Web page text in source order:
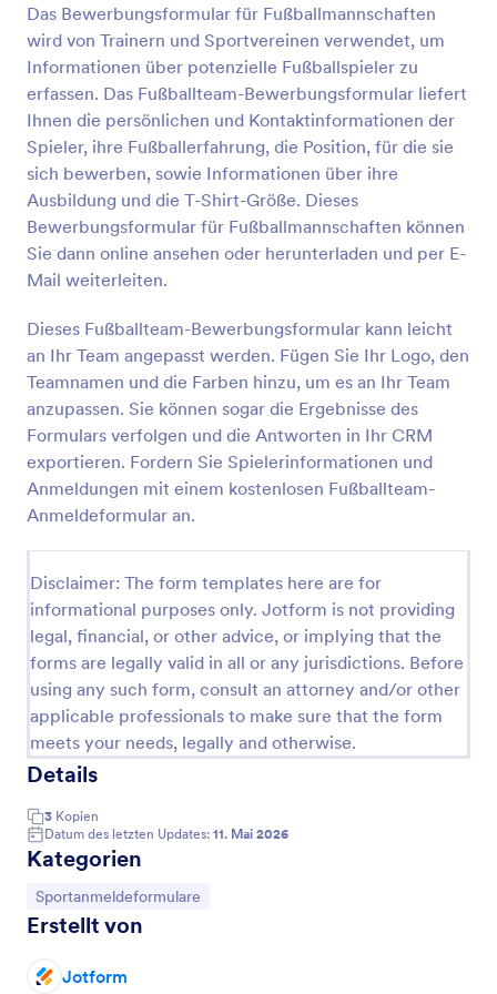
Das Bewerbungsformular für Fußballmannschaften
wird von Trainern und Sportvereinen verwendet, um
Informationen über potenzielle Fußballspieler zu
erfassen. Das Fußballteam-Bewerbungsformular liefert
Ihnen die persönlichen und Kontaktinformationen der
Spieler, ihre Fußballerfahrung, die Position, für die sie
sich bewerben, sowie Informationen über ihre
Ausbildung und die T-Shirt-Größe. Dieses
Bewerbungsformular für Fußballmannschaften können
Sie dann online ansehen oder herunterladen und per E-
Mail weiterleiten.
Dieses Fußballteam-Bewerbungsformular kann leicht
an Ihr Team angepasst werden. Fügen Sie Ihr Logo, den
Teamnamen und die Farben hinzu, um es an Ihr Team
anzupassen. Sie können sogar die Ergebnisse des
Formulars verfolgen und die Antworten in Ihr CRM
exportieren. Fordern Sie Spielerinformationen und
Anmeldungen mit einem kostenlosen Fußballteam-
Anmeldeformular an.
Disclaimer: The form templates here are for
informational purposes only. Jotform is not providing
legal, financial, or other advice, or implying that the
forms are legally valid in all or any jurisdictions. Before
using any such form, consult an attorney and/or other
applicable professionals to make sure that the form
meets your needs, legally and otherwise.
Details
3 Kopien
Datum des letzten Updates: 11. Mai 2026
Kategorien
Zur Kategorie:
Sportanmeldeformulare
Erstellt von
Jotform
Vorschau
Worksouts? Wenig Zeit und keine Motivation für
große Veränderungen? Christiane Meyer bietet
jeden Donnerstag eine knackige 30 Minuten Fitness
Hooping Einheit inklusive Warm-up & Cool Down.
Gemeinsam und zu guter Musik macht Bewegung
einfach mehr Spaß! Alles was du brauchst ist dein
Hula Hoop Reifen und eine stabile
Internetverbindung.
Go to Category:
Sportanmeldeformulare
Vorlage verwenden